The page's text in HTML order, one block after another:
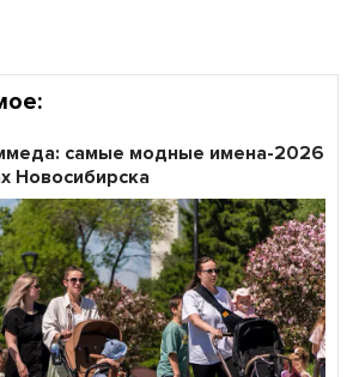
самые модные имена-2026
Новосибирска